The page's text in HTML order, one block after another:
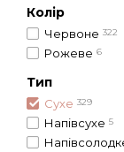
Колір
Червоне 322
Рожеве 6
Тип
Сухе 329
Напівсухе 5